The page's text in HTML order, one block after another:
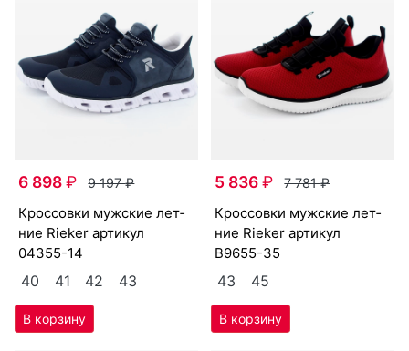
6 898₽ 9 197₽
крос­совки мужс­кие лет­
ние Ri­eker артикул
04355-14
40 41 42 43
5 836₽ 7 781₽
крос­совки мужс­кие лет­
ние Ri­eker артикул
B9655-35
43 45